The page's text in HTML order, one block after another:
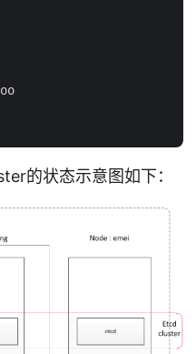
的状态示意图如下：